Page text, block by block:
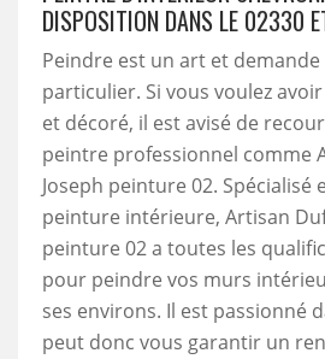
DISPOSITION DANS LE 02330
Peindre est un art et
particulier. Si vous voulez
et décoré, il est avisé de
peintre professionnel comme
Joseph peinture 02. Spécialisé
peinture intérieure, Artisan
peinture 02 a toutes les
pour peindre vos murs
ses environs. Il est passionné
peut donc vous garantir un